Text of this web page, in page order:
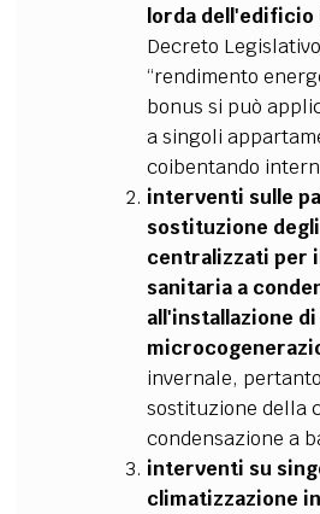
lorda
Decreto
“rendimento
bonus si può
a singoli
coibentando
interventi sulle
sostituzione
centralizzati per
sanitaria a
all'installazione
invernale,
sostituzione della
condensazione a
interventi su
climatizzazione